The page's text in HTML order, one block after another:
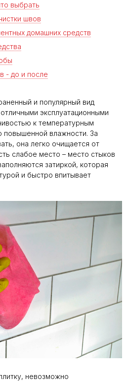
выбрать
швов
домашних средств
- до и после
и популярный вид
эксплуатационными
к температурным
повышенной влажности. За
она легко очищается от
слабое место – место стыков
затиркой, которая
и быстро впитывает
невозможно